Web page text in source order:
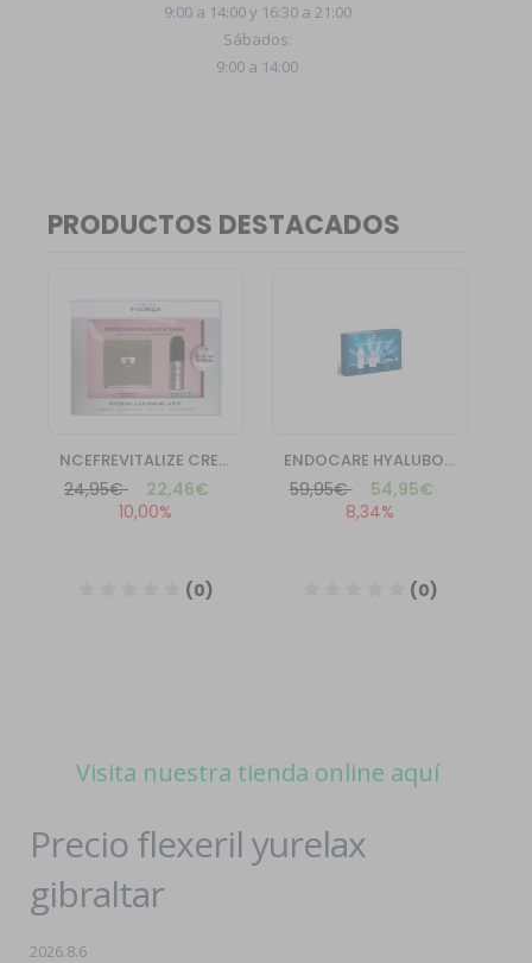
9:00 a 14:00 y 16:30 a 21:00
Sábados:
9:00 a 14:00
Visita nuestra tienda online aquí
Precio flexeril yurelax
gibraltar
2026.8.6